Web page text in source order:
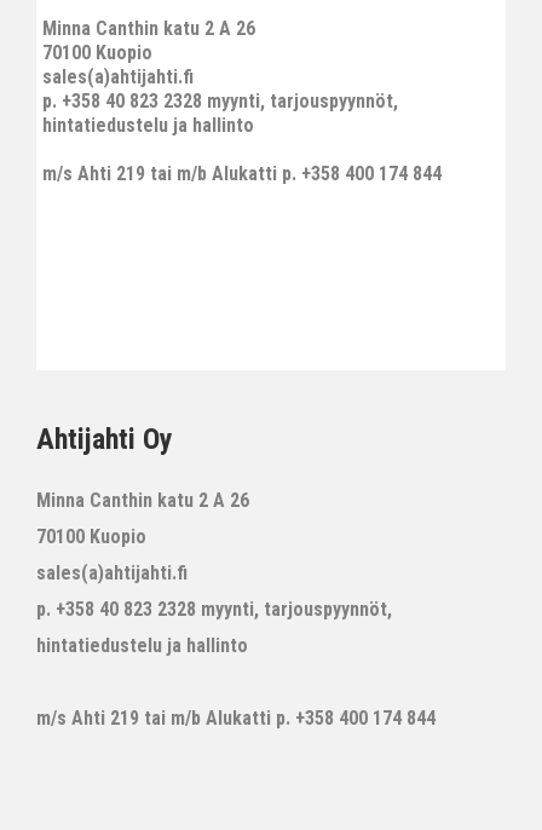
Minna Canthin katu 2 A 26
70100 Kuopio
sales(a)ahtijahti.fi
p. +358 40 823 2328 myynti, tarjouspyynnöt,
hintatiedustelu ja hallinto
m/s Ahti 219 tai m/b Alukatti p. +358 400 174 844
Ahtijahti Oy
Minna Canthin katu 2 A 26
70100 Kuopio
sales(a)ahtijahti.fi
p. +358 40 823 2328 myynti, tarjouspyynnöt,
hintatiedustelu ja hallinto
m/s Ahti 219 tai m/b Alukatti p. +358 400 174 844